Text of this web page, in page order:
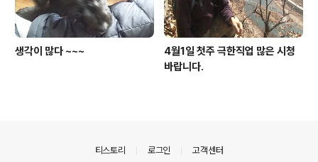
생각이 많다 ~~~
4월1일 첫주 극한직업 많은 시청
바랍니다.
티스토리 로그인 고객센터